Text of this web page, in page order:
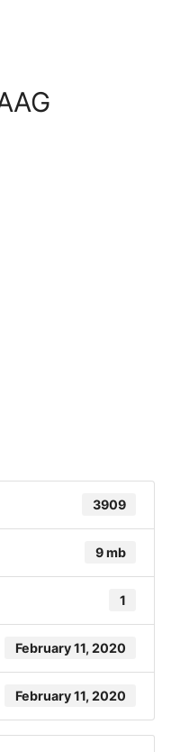
3909
9 mb
1
February 11, 2020
February 11, 2020